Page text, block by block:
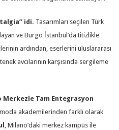
idi. Tasarımları seçilen Türk
ve Burgo İstanbul’da titizlikle
ardından, eserlerini uluslararası
avcılarının karşısında sergileme
Merkezle Tam Entegrasyon
akademilerinden farklı olarak
, Milano’daki merkez kampüs ile